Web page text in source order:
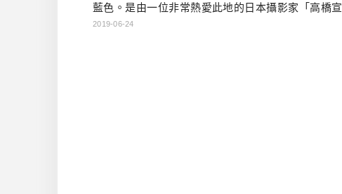
藍色。是由一位非常熱愛此地的日本攝影家「高橋宣
之」在多年的拍攝活動之後，為此地所下的註解，也
2019-06-24